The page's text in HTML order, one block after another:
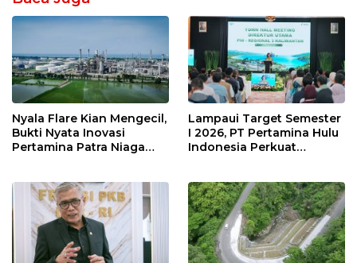
Nyala Flare Kian Mengecil,
Bukti Nyata Inovasi
Pertamina Patra Niaga
Lampaui Target Semester
I 2026, PT Pertamina Hulu
Indonesia Perkuat
Keselamatan Kerja